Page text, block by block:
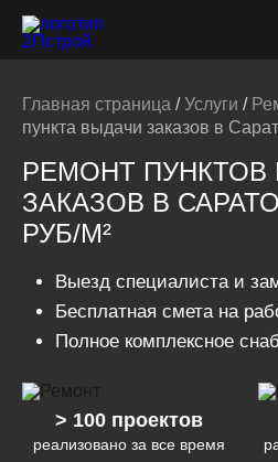
Главная страница /Услуги /
пункта выдачи заказов в
РЕМОНТ ПУНКТОВ
ЗАКАЗОВ В
РУБ/М²
Выезд специалиста и
Бесплатная смета на
Полное комплексное
> 100 проектов
реализовано за все время